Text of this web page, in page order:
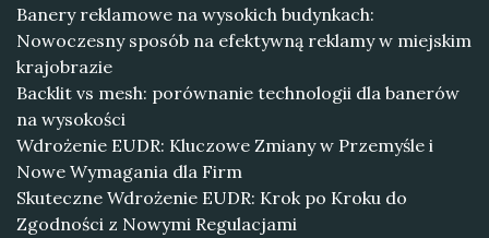
Banery reklamowe na wysokich budynkach:
Nowoczesny sposób na efektywną reklamy w miejskim
krajobrazie
Backlit vs mesh: porównanie technologii dla banerów
na wysokości
Wdrożenie EUDR: Kluczowe Zmiany w Przemyśle i
Nowe Wymagania dla Firm
Skuteczne Wdrożenie EUDR: Krok po Kroku do
Zgodności z Nowymi Regulacjami